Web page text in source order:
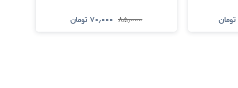
تومان
۸۵٫۰۰۰ ۷۰٫۰۰۰ تومان